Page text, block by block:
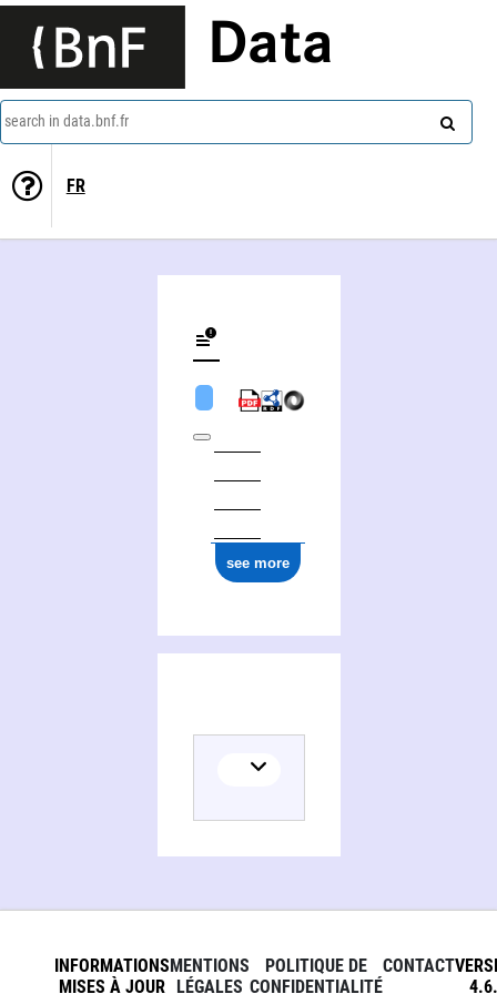
Data
search in data.bnf.fr
FR
see more
INFORMATIONS
MISES À JOUR
MENTIONS
LÉGALES
POLITIQUE DE
CONFIDENTIALITÉ
CONTACT